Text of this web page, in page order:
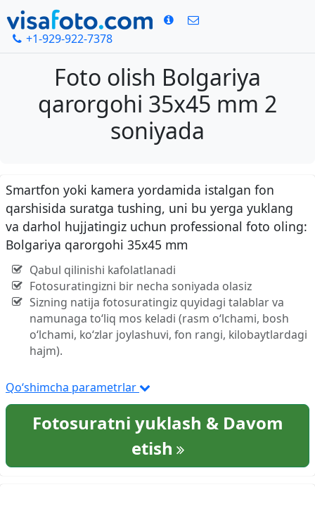
+1-929-922-7378
Foto olish Bolgariya
qarorgohi 35x45 mm 2
soniyada
Smartfon yoki kamera yordamida istalgan fon
qarshisida suratga tushing, uni bu yerga yuklang
va darhol hujjatingiz uchun professional foto oling:
Bolgariya qarorgohi 35x45 mm
Qabul qilinishi kafolatlanadi
Fotosuratingizni bir necha soniyada olasiz
Sizning natija fotosuratingiz quyidagi talablar va
namunaga to‘liq mos keladi (rasm o‘lchami, bosh
o‘lchami, ko‘zlar joylashuvi, fon rangi, kilobaytlardagi
hajm).
Qo‘shimcha parametrlar
Fotosuratni yuklash & Davom
etish